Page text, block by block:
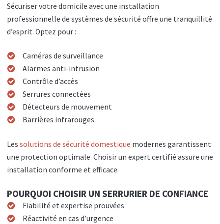
Sécuriser votre domicile avec une installation
professionnelle de systèmes de sécurité offre une tranquillité
d’esprit. Optez pour :
Caméras de surveillance
Alarmes anti-intrusion
Contrôle d’accès
Serrures connectées
Détecteurs de mouvement
Barrières infrarouges
Les solutions de sécurité domestique modernes garantissent
une protection optimale. Choisir un expert certifié assure une
installation conforme et efficace.
POURQUOI CHOISIR UN SERRURIER DE CONFIANCE
Fiabilité et expertise prouvées
Réactivité en cas d’urgence